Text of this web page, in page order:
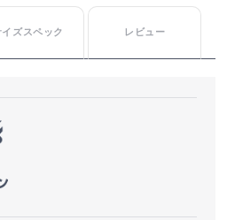
イズスペック レビュー